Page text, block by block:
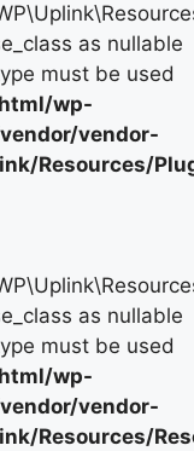
as nullable
must be used
wp-
vendor-
Resources/
as nullable
must be used
wp-
vendor-
Resources/